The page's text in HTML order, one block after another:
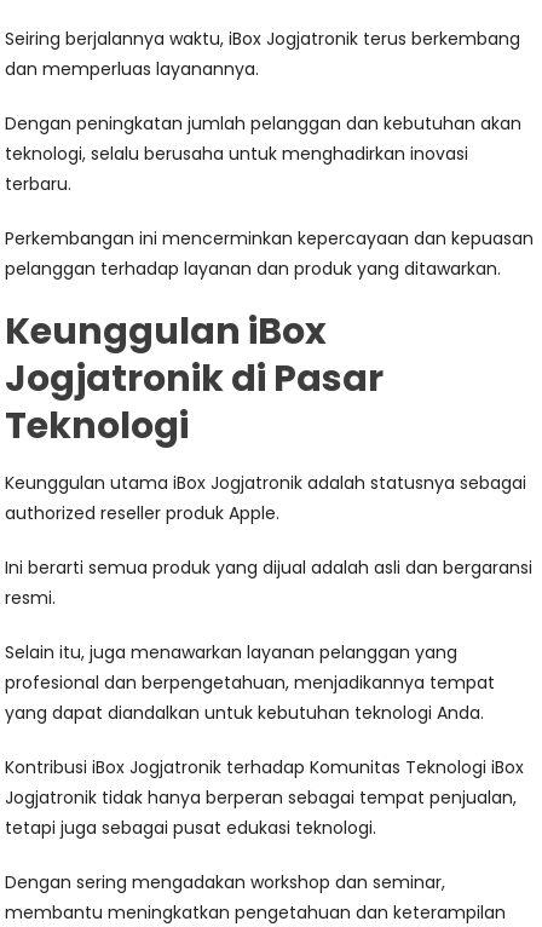
Seiring berjalannya waktu, iBox Jogjatronik terus berkembang
dan memperluas layanannya.
Dengan peningkatan jumlah pelanggan dan kebutuhan akan
teknologi, selalu berusaha untuk menghadirkan inovasi
terbaru.
Perkembangan ini mencerminkan kepercayaan dan kepuasan
pelanggan terhadap layanan dan produk yang ditawarkan.
Keunggulan iBox
Jogjatronik di Pasar
Teknologi
Keunggulan utama iBox Jogjatronik adalah statusnya sebagai
authorized reseller produk Apple.
Ini berarti semua produk yang dijual adalah asli dan bergaransi
resmi.
Selain itu, juga menawarkan layanan pelanggan yang
profesional dan berpengetahuan, menjadikannya tempat
yang dapat diandalkan untuk kebutuhan teknologi Anda.
Kontribusi iBox Jogjatronik terhadap Komunitas Teknologi iBox
Jogjatronik tidak hanya berperan sebagai tempat penjualan,
tetapi juga sebagai pusat edukasi teknologi.
Dengan sering mengadakan workshop dan seminar,
membantu meningkatkan pengetahuan dan keterampilan